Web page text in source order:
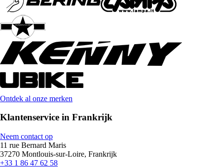
Ontdek al onze merken
Klantenservice in Frankrijk
Neem contact op
11 rue Bernard Maris
37270 Montlouis-sur-Loire, Frankrijk
+33 1 86 47 62 58